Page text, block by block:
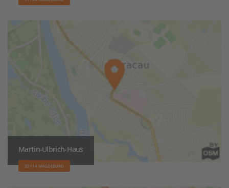
Martin-Ulbrich-Haus
39114 MAGDEBURG